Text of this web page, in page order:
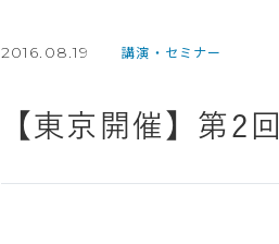
2016.08.19 講演・セミナー
【東京開催】第2